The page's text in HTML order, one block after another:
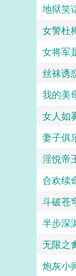
地狱笑
女警杜
女将军
丝袜诱
我的美
女人如
妻子俱
淫悦帝
合欢续
斗破苍
半步深
无限之
炮灰小